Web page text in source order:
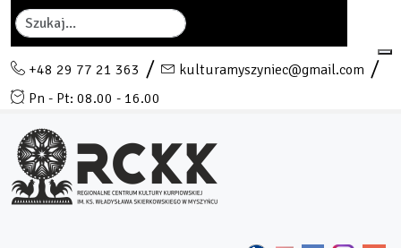
Szukaj
+48 29 77 21 363
kulturamyszyniec@gmail.com
Pn - Pt: 08.00 - 16.00